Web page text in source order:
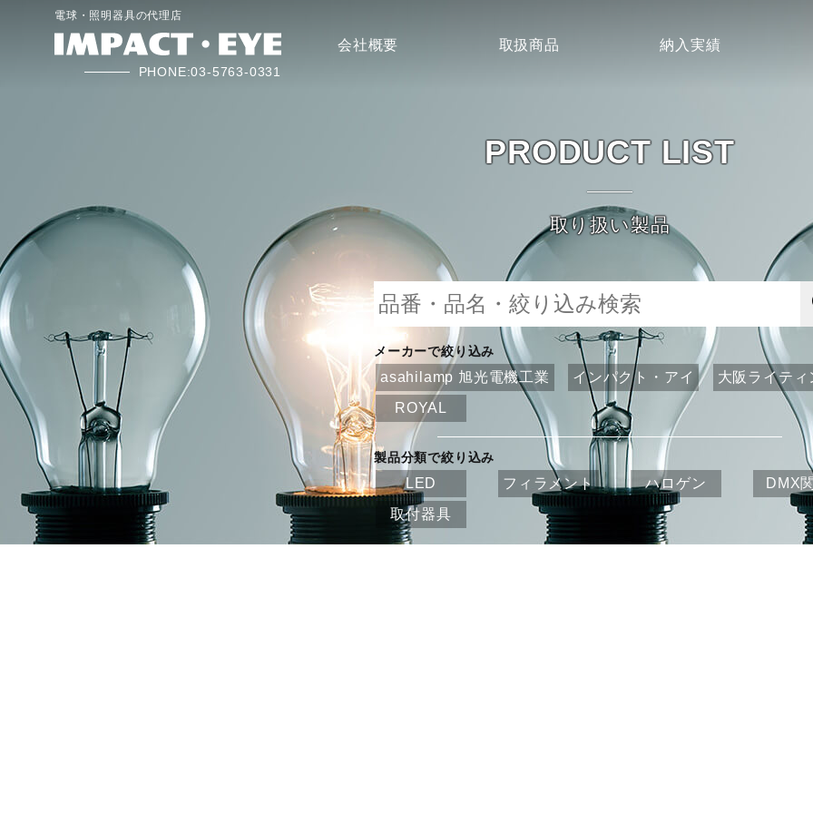
電球・照明器具の代理店
PHONE:03-5763-0331
会社概要 取扱商品 納入実績
PRODUCT LIST
取り扱い製品
メーカーで絞り込み
asahilamp 旭光電機工業 インパクト・アイ
大阪ライティ
ROYAL
製品分類で絞り込み
LED フィラメント ハロゲン
DMX
取付器具